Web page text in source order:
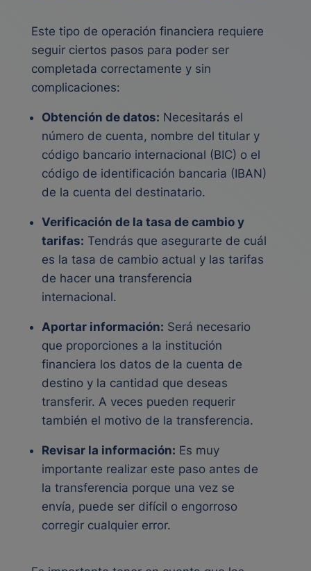
Este tipo de operación financiera requiere
seguir ciertos pasos para poder ser
completada correctamente y sin
complicaciones:
Obtención de datos: Necesitarás el
número de cuenta, nombre del titular y
código bancario internacional (BIC) o el
código de identificación bancaria (IBAN)
de la cuenta del destinatario.
Verificación de la tasa de cambio y
tarifas: Tendrás que asegurarte de cuál
es la tasa de cambio actual y las tarifas
de hacer una transferencia
internacional.
Aportar información: Será necesario
que proporciones a la institución
financiera los datos de la cuenta de
destino y la cantidad que deseas
transferir. A veces pueden requerir
también el motivo de la transferencia.
Revisar la información: Es muy
importante realizar este paso antes de
la transferencia porque una vez se
envía, puede ser difícil o engorroso
corregir cualquier error.